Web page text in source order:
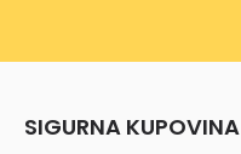
SIGURNA KUPOVINA